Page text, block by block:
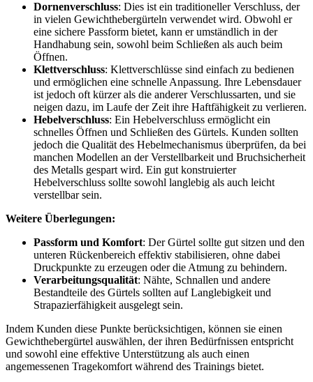
Dornenverschluss: Dies ist ein traditioneller Verschluss, der
in vielen Gewichthebergürteln verwendet wird. Obwohl er
eine sichere Passform bietet, kann er umständlich in der
Handhabung sein, sowohl beim Schließen als auch beim
Öffnen.
Klettverschluss: Klettverschlüsse sind einfach zu bedienen
und ermöglichen eine schnelle Anpassung. Ihre Lebensdauer
ist jedoch oft kürzer als die anderer Verschlussarten, und sie
neigen dazu, im Laufe der Zeit ihre Haftfähigkeit zu verlieren.
Hebelverschluss: Ein Hebelverschluss ermöglicht ein
schnelles Öffnen und Schließen des Gürtels. Kunden sollten
jedoch die Qualität des Hebelmechanismus überprüfen, da bei
manchen Modellen an der Verstellbarkeit und Bruchsicherheit
des Metalls gespart wird. Ein gut konstruierter
Hebelverschluss sollte sowohl langlebig als auch leicht
verstellbar sein.
Weitere Überlegungen:
Passform und Komfort: Der Gürtel sollte gut sitzen und den
unteren Rückenbereich effektiv stabilisieren, ohne dabei
Druckpunkte zu erzeugen oder die Atmung zu behindern.
Verarbeitungsqualität: Nähte, Schnallen und andere
Bestandteile des Gürtels sollten auf Langlebigkeit und
Strapazierfähigkeit ausgelegt sein.
Indem Kunden diese Punkte berücksichtigen, können sie einen
Gewichthebergürtel auswählen, der ihren Bedürfnissen entspricht
und sowohl eine effektive Unterstützung als auch einen
angemessenen Tragekomfort während des Trainings bietet.